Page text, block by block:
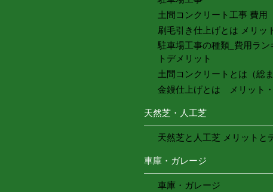
土間コンクリート工事 費用
刷毛引き仕上げとは メリッ
駐車場工事の種類_費用ラン
トデメリット
土間コンクリートとは（総ま
金鏝仕上げとは メリット
天然芝・人工芝
天然芝と人工芝 メリットと
車庫・ガレージ
車庫・ガレージ